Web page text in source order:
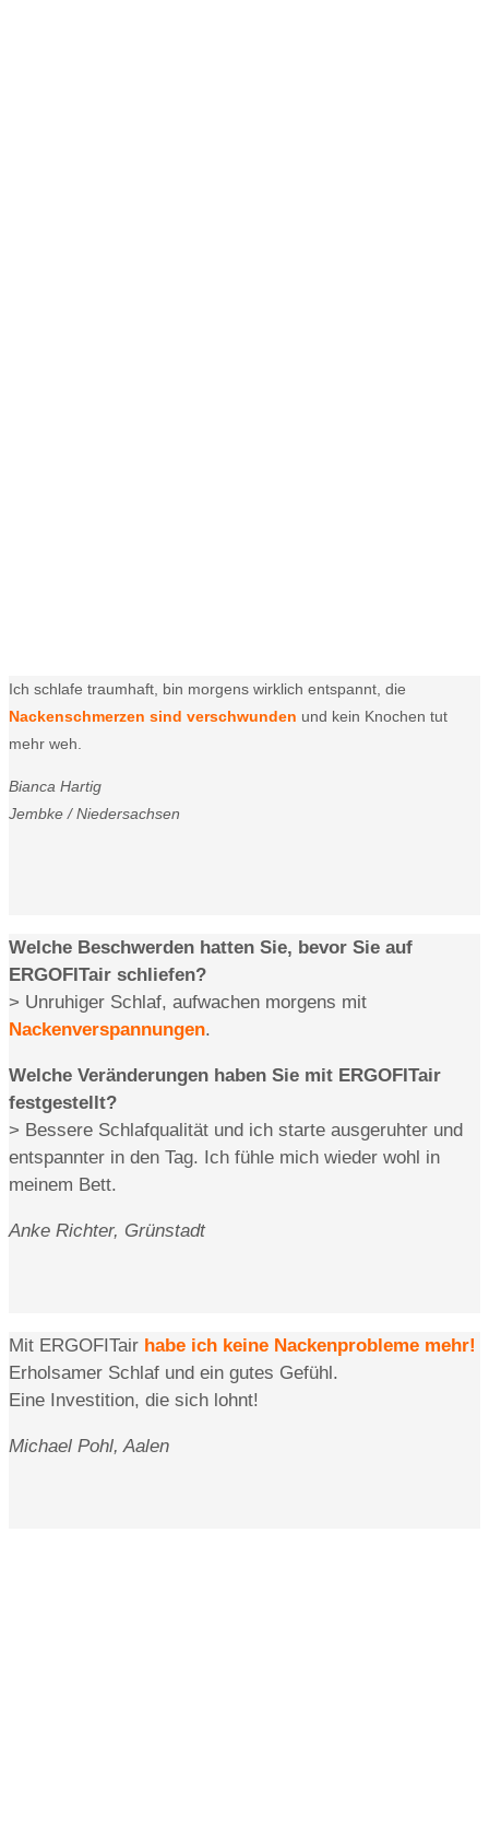
Ich schlafe traumhaft, bin morgens wirklich entspannt, die
Nackenschmerzen sind verschwunden und kein Knochen tut
mehr weh.
Bianca Hartig
Jembke / Niedersachsen
Welche Beschwerden hatten Sie, bevor Sie auf
ERGOFITair schliefen?
> Unruhiger Schlaf, aufwachen morgens mit
Nackenverspannungen.
Welche Veränderungen haben Sie mit ERGOFITair
festgestellt?
> Bessere Schlafqualität und ich starte ausgeruhter und
entspannter in den Tag. Ich fühle mich wieder wohl in
meinem Bett.
Anke Richter, Grünstadt
Mit ERGOFITair habe ich keine Nackenprobleme mehr!
Erholsamer Schlaf und ein gutes Gefühl.
Eine Investition, die sich lohnt!
Michael Pohl, Aalen